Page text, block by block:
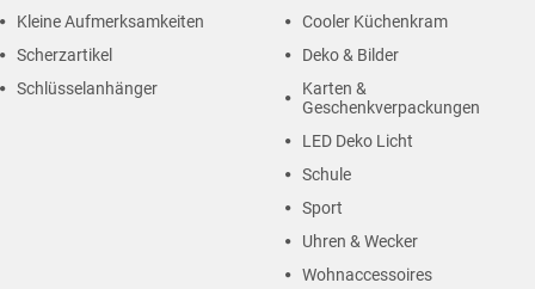
Kleine Aufmerksamkeiten
Scherzartikel
Schlüsselanhänger
Cooler Küchenkram
Deko & Bilder
Karten &
Geschenkverpackungen
LED Deko Licht
Schule
Sport
Uhren & Wecker
Wohnaccessoires